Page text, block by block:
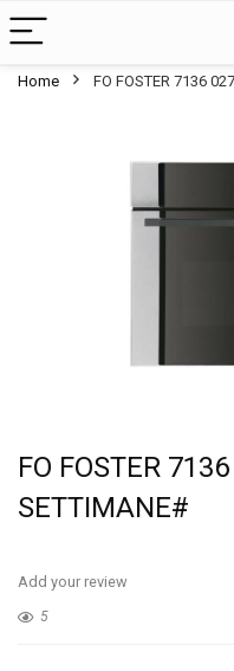
Home FO FOSTER 7136
FO FOSTER
SETTIMANE#
Add your review
5